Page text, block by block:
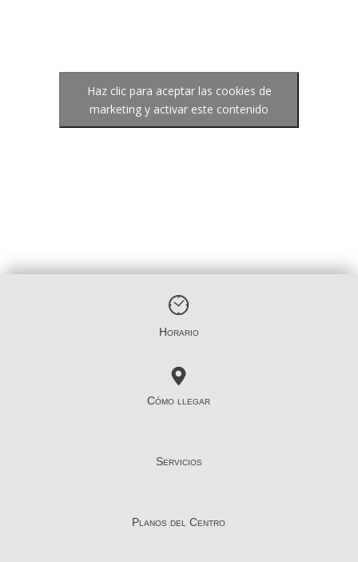
Haz clic para aceptar las cookies de
marketing y activar este contenido
Horario
Cómo llegar
Servicios
Planos del Centro